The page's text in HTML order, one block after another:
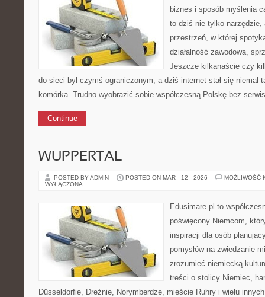
biznes i sposób myślenia
to dziś nie tylko narzędzie,
przestrzeń, w której
działalność zawodowa,
Jeszcze kilkanaście czy
do sieci był czymś ograniczonym, a dziś internet stał się niemal
komórka. Trudno wyobrazić sobie współczesną Polskę bez
Continue
WUPPERTAL
POSTED BY ADMIN POSTED ON MAR - 12 - 2026
MOŻLIWOŚĆ
WYŁĄCZONA
Edusimare.pl to
poświęcony Niemcom,
inspiracji dla osób
pomysłów na zwiedzanie
zrozumieć niemiecką
treści o stolicy Niemiec,
Düsseldorfie, Dreźnie, Norymberdze, mieście Ruhry i wielu